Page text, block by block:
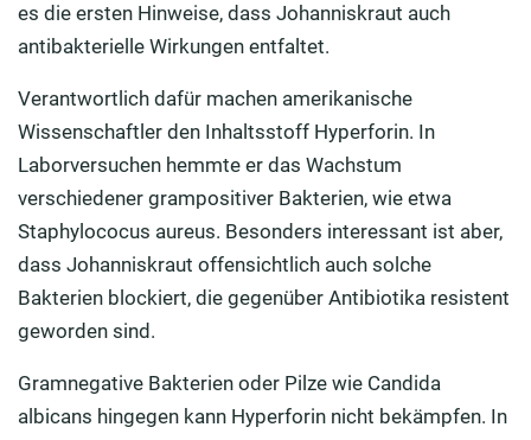
es die ersten Hinweise, dass Johanniskraut auch
antibakterielle Wirkungen entfaltet.
Verantwortlich dafür machen amerikanische
Wissenschaftler den Inhaltsstoff Hyperforin. In
Laborversuchen hemmte er das Wachstum
verschiedener grampositiver Bakterien, wie etwa
Staphylococus aureus. Besonders interessant ist aber,
dass Johanniskraut offensichtlich auch solche
Bakterien blockiert, die gegenüber Antibiotika resistent
geworden sind.
Gramnegative Bakterien oder Pilze wie Candida
albicans hingegen kann Hyperforin nicht bekämpfen. In